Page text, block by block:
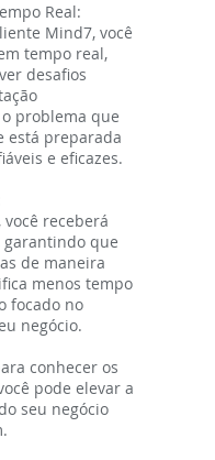
Real:
Mind7, você
tempo real,
desafios
problema que
está preparada
e eficazes.
receberá
que
de maneira
menos tempo
focado no
negócio.
conhecer os
pode elevar a
seu negócio